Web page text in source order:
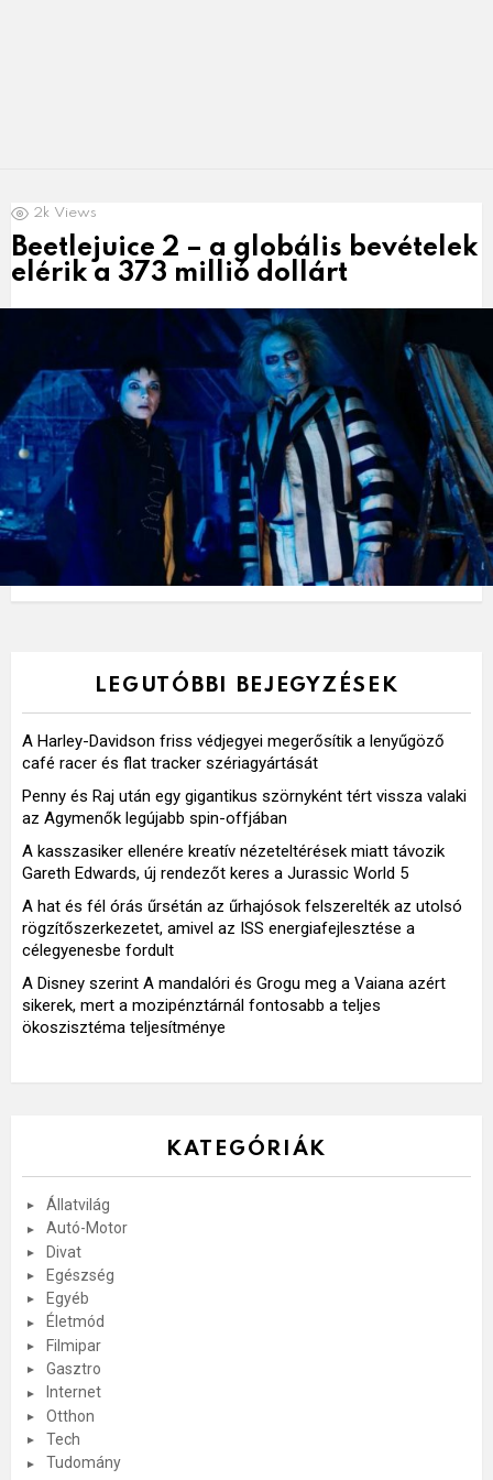
LATEST
NEWS
2k Views
Beetlejuice 2 – a globális bevételek
elérik a 373 millió dollárt
LEGUTÓBBI BEJEGYZÉSEK
A Harley-Davidson friss védjegyei megerősítik a lenyűgöző
café racer és flat tracker szériagyártását
Penny és Raj után egy gigantikus szörnyként tért vissza valaki
az Agymenők legújabb spin-offjában
A kasszasiker ellenére kreatív nézeteltérések miatt távozik
Gareth Edwards, új rendezőt keres a Jurassic World 5
A hat és fél órás űrsétán az űrhajósok felszerelték az utolsó
rögzítőszerkezetet, amivel az ISS energiafejlesztése a
célegyenesbe fordult
A Disney szerint A mandalóri és Grogu meg a Vaiana azért
sikerek, mert a mozipénztárnál fontosabb a teljes
ökoszisztéma teljesítménye
KATEGÓRIÁK
Állatvilág
Autó-Motor
Divat
Egészség
Egyéb
Életmód
Filmipar
Gasztro
Internet
Otthon
Tech
Tudomány